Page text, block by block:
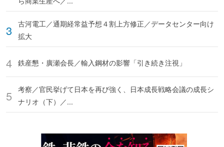
古河電工／通期経常益予想４割上方修正／データセンター向け
拡大
鉄産懇・廣瀬会長／輸入鋼材の影響「引き続き注視」
考察／官民挙げて日本を再び強く、日本成長戦略会議の成長シ
ナリオ（下）／...